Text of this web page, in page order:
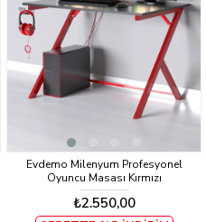
Evdemo Milenyum Profesyonel
Oyuncu Masası Kırmızı
₺2.550,00